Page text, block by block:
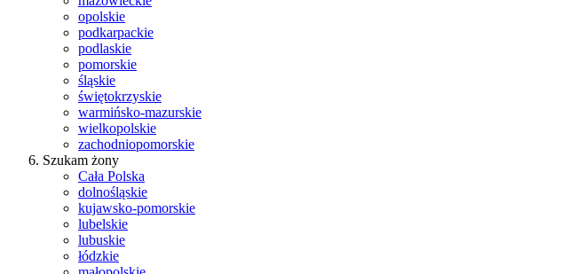
opolskie
podkarpackie
podlaskie
pomorskie
śląskie
świętokrzyskie
warmińsko-mazurskie
wielkopolskie
zachodniopomorskie
Szukam żony
Cała Polska
dolnośląskie
kujawsko-pomorskie
lubelskie
lubuskie
łódzkie